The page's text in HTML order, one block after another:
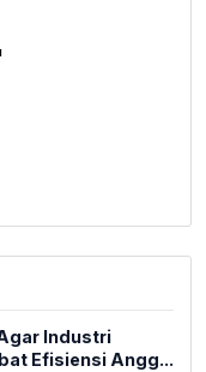
Industri
Efisiensi Angg...